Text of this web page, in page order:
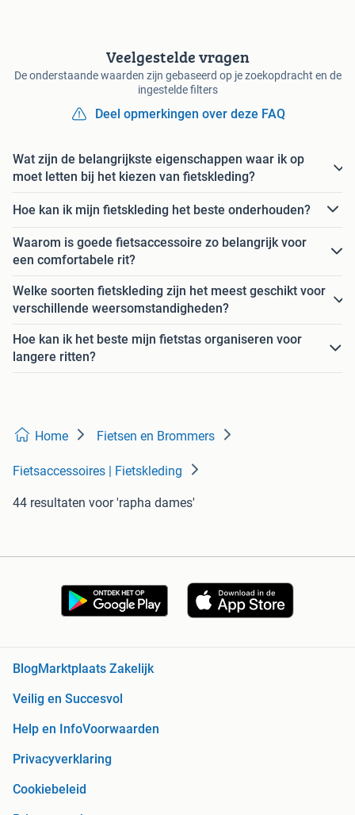
Veelgestelde vragen
De onderstaande waarden zijn gebaseerd op je zoekopdracht en de
ingestelde filters
Deel opmerkingen over deze FAQ
Wat zijn de belangrijkste eigenschappen waar ik op
moet letten bij het kiezen van fietskleding?
Hoe kan ik mijn fietskleding het beste onderhouden?
Waarom is goede fietsaccessoire zo belangrijk voor
een comfortabele rit?
Welke soorten fietskleding zijn het meest geschikt voor
verschillende weersomstandigheden?
Hoe kan ik het beste mijn fietstas organiseren voor
langere ritten?
Home Fietsen en Brommers
Fietsaccessoires | Fietskleding
44 resultaten voor 'rapha dames'
BlogMarktplaats Zakelijk
Veilig en Succesvol
Help en InfoVoorwaarden
Privacyverklaring
Cookiebeleid